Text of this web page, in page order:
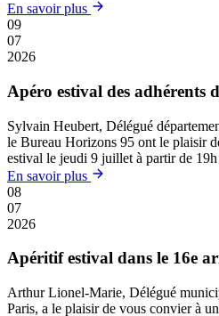
En savoir plus
09
07
2026
Apéro estival des adhérents
Sylvain Heubert, Délégué
le Bureau Horizons 95 ont le plaisir
estival le jeudi 9 juillet à partir de
En savoir plus
08
07
2026
Apéritif estival dans le 16e
Arthur Lionel-Marie, Délégué
Paris, a le plaisir de vous convier à